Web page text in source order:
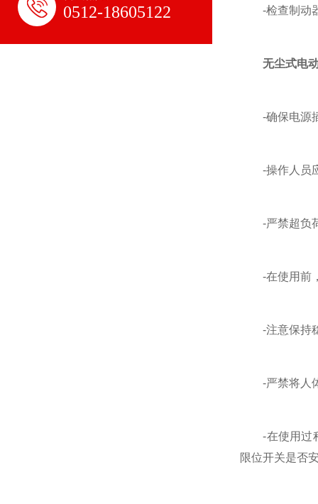
0512-18605122 -检查制动器
无尘式电
-确保电源插
-操作人员应
-严禁超负荷
-在使用前，
-注意保持稳
-严禁将人体
-在使用过程
限位开关是否